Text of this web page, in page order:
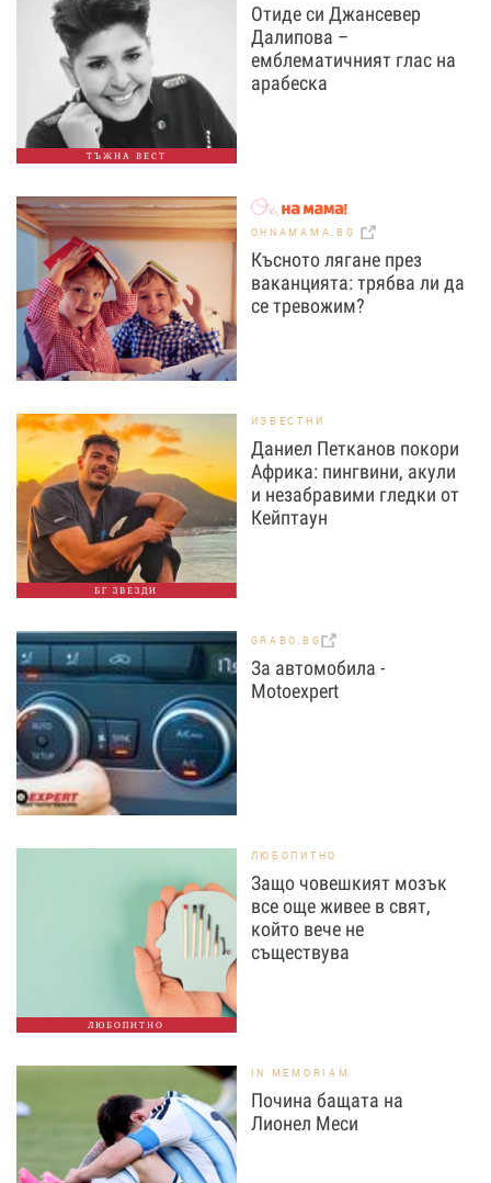
ТЪЖНА ВЕСТ
Отиде си Джансевер
Далипова –
емблематичният глас на
арабеска
OHNAMAMA.BG
Късното лягане през
ваканцията: трябва ли да
се тревожим?
БГ ЗВЕЗДИ
ИЗВЕСТНИ
Даниел Петканов покори
Африка: пингвини, акули
и незабравими гледки от
Кейптаун
GRABO.BG
За автомобила -
Motoexpert
ЛЮБОПИТНО
ЛЮБОПИТНО
Защо човешкият мозък
все още живее в свят,
който вече не
съществува
IN MEMORIAM
Почина бащата на
Лионел Меси